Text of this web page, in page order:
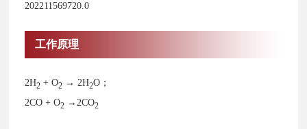
202211569720.0
工作原理
2H2+ O2→ 2H2O；
2CO + O2→2CO2